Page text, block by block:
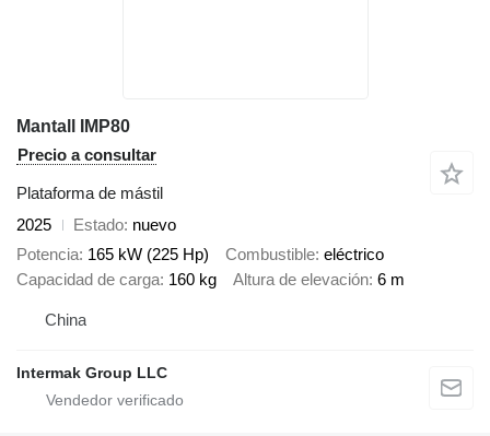
Mantall IMP80
Precio a consultar
Plataforma de mástil
2025
Estado nuevo
Potencia 165 kW (225 Hp) Combustible eléctrico
Capacidad de carga 160 kg Altura de elevación 6 m
China
Intermak Group LLC